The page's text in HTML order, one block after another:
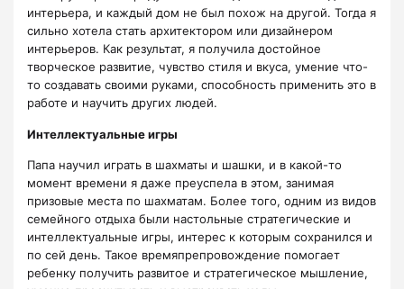
интерьера, и каждый дом не был похож на другой. Тогда я
сильно хотела стать архитектором или дизайнером
интерьеров. Как результат, я получила достойное
творческое развитие, чувство стиля и вкуса, умение что-
то создавать своими руками, способность применить это в
работе и научить других людей.
Интеллектуальные игры
Папа научил играть в шахматы и шашки, и в какой-то
момент времени я даже преуспела в этом, занимая
призовые места по шахматам. Более того, одним из видов
семейного отдыха были настольные стратегические и
интеллектуальные игры, интерес к которым сохранился и
по сей день. Такое времяпрепровождение помогает
ребенку получить развитое и стратегическое мышление,